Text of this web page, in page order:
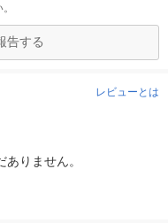
告する
レビューとは
りません。